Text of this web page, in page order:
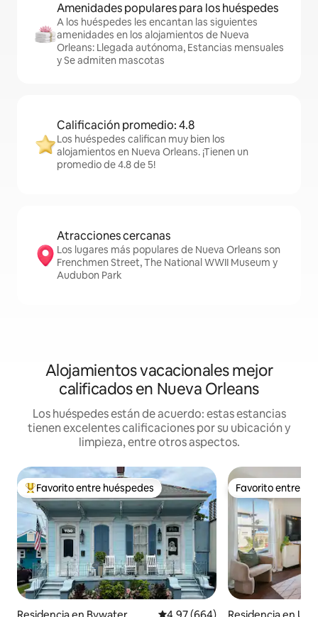
Amenidades populares para los huéspedes
A los huéspedes les encantan las siguientes
amenidades en los alojamientos de Nueva
Orleans: Llegada autónoma, Estancias mensuales
y Se admiten mascotas
Calificación promedio: 4.8
Los huéspedes califican muy bien los
alojamientos en Nueva Orleans. ¡Tienen un
promedio de 4.8 de 5!
Atracciones cercanas
Los lugares más populares de Nueva Orleans son
Frenchmen Street, The National WWII Museum y
Audubon Park
Alojamientos vacacionales mejor
calificados en Nueva Orleans
Los huéspedes están de acuerdo: estas estancias
tienen excelentes calificaciones por su ubicación y
limpieza, entre otros aspectos.
De los mejores en Favorito entre huéspedes
Favorito entre huéspedes Favorito entre
Favorito entre